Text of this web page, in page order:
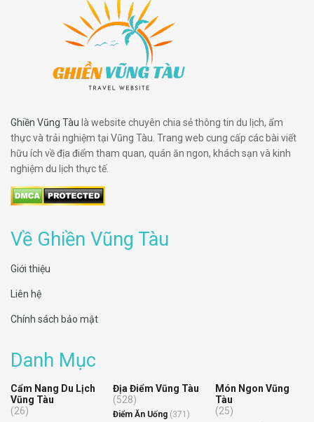
Ghiền Vũng Tàu là website chuyên chia sẻ thông tin du lịch, ẩm
thực và trải nghiệm tại Vũng Tàu. Trang web cung cấp các bài viết
hữu ích về địa điểm tham quan, quán ăn ngon, khách sạn và kinh
nghiệm du lịch thực tế.
Về Ghiền Vũng Tàu
Giới thiệu
Liên hệ
Chính sách bảo mật
Danh Mục
Cẩm Nang Du Lịch
Vũng Tàu
(26)
Địa Điểm Vũng Tàu
(528)
Điểm Ăn Uống (371)
Món Ngon Vũng
Tàu
(25)